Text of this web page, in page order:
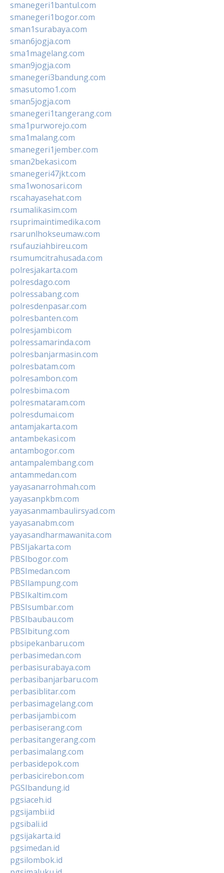
smanegeri1bantul.com
smanegeri1bogor.com
sman1surabaya.com
sman6jogja.com
sma1magelang.com
sman9jogja.com
smanegeri3bandung.com
smasutomo1.com
sman5jogja.com
smanegeri1tangerang.com
sma1purworejo.com
sma1malang.com
smanegeri1jember.com
sman2bekasi.com
smanegeri47jkt.com
sma1wonosari.com
rscahayasehat.com
rsumalikasim.com
rsuprimaintimedika.com
rsarunlhokseumaw.com
rsufauziahbireu.com
rsumumcitrahusada.com
polresjakarta.com
polresdago.com
polressabang.com
polresdenpasar.com
polresbanten.com
polresjambi.com
polressamarinda.com
polresbanjarmasin.com
polresbatam.com
polresambon.com
polresbima.com
polresmataram.com
polresdumai.com
antamjakarta.com
antambekasi.com
antambogor.com
antampalembang.com
antammedan.com
yayasanarrohmah.com
yayasanpkbm.com
yayasanmambaulirsyad.com
yayasanabm.com
yayasandharmawanita.com
PBSIjakarta.com
PBSIbogor.com
PBSImedan.com
PBSIlampung.com
PBSIkaltim.com
PBSIsumbar.com
PBSIbaubau.com
PBSIbitung.com
pbsipekanbaru.com
perbasimedan.com
perbasisurabaya.com
perbasibanjarbaru.com
perbasiblitar.com
perbasimagelang.com
perbasijambi.com
perbasiserang.com
perbasitangerang.com
perbasimalang.com
perbasidepok.com
perbasicirebon.com
PGSIbandung.id
pgsiaceh.id
pgsijambi.id
pgsibali.id
pgsijakarta.id
pgsimedan.id
pgsilombok.id